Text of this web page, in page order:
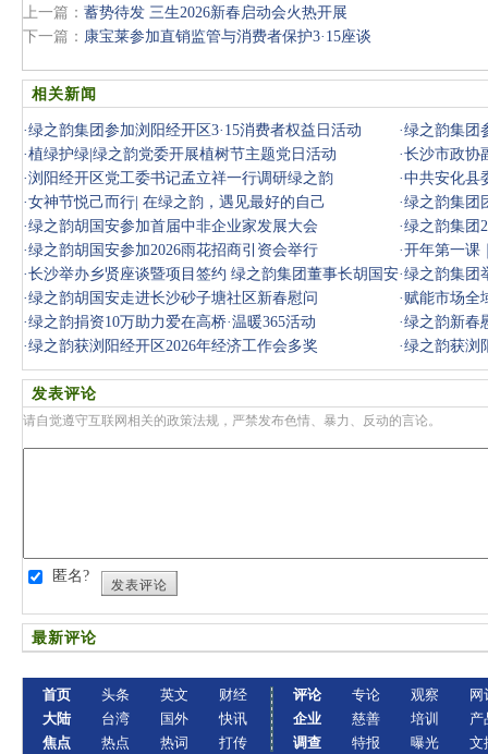
上一篇： 蓄势待发 三生2026新春启动会火热开展
下一篇： 康宝莱参加直销监管与消费者保护3·15座谈
相关新闻
·绿之韵集团参加浏阳经开区3·15消费者权益日活动 ·绿之韵集团
谈
·植绿护绿|绿之韵党委开展植树节主题党日活动 ·长沙市政协
走访调研
·浏阳经开区党工委书记孟立祥一行调研绿之韵 ·中共安化县
·女神节悦己而行| 在绿之韵，遇见最好的自己 ·绿之韵集团
·绿之韵胡国安参加首届中非企业家发展大会 ·绿之韵集团
行
·绿之韵胡国安参加2026雨花招商引资会举行 ·开年第一课
·长沙举办乡贤座谈暨项目签约 绿之韵集团董事长胡国安
应邀参加
·绿之韵集团
·绿之韵胡国安走进长沙砂子塘社区新春慰问 ·赋能市场全
·绿之韵捐资10万助力爱在高桥·温暖365活动 ·绿之韵新春
·绿之韵获浏阳经开区2026年经济工作会多奖 ·绿之韵获浏
发表评论
请自觉遵守互联网相关的政策法规，严禁发布色情、暴力、反动的言论。
匿名?
发表评论
最新评论
首页
大陆
焦点
头条
台湾
热点
英文
国外
热词
财经
快讯
打传
评论
企业
调查
专论
慈善
特报
观察
培训
曝光
网
产
文